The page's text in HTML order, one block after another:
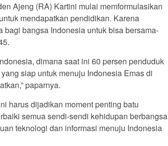
Ajeng (RA) Kartini mulai memformulasikan
mendapatkan pendidikan. Karena
bangsa Indonesia untuk bisa bersama-
dimana saat ini 60 persen penduduk
siap untuk menuju Indonesia Emas di
paparnya.
harus dijadikan moment penting batu
semua sendi-sendi kehidupan berbangsa
teknologi dan informasi menuju Indonesia